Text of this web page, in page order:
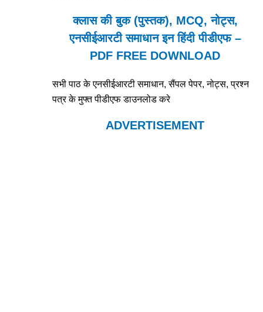
क्लास की बुक (पुस्तक), MCQ, नोट्स,
एनसीईआरटी समाधान इन हिंदी पीडीएफ –
PDF FREE DOWNLOAD
सभी पाठ के एनसीईआरटी समाधान, सैंपल पेपर, नोट्स, प्रश्न
पत्र के मुफ्त पीडीएफ डाउनलोड करे
ADVERTISEMENT